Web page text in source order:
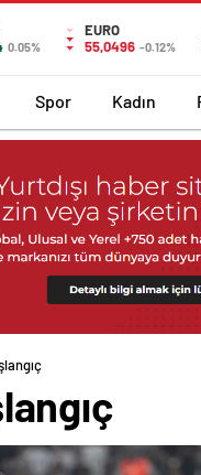
0.05%
EURO
55,0496 -0.12%
Spor Kadın